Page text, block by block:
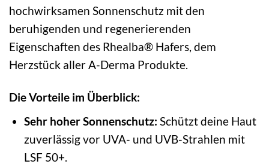
hochwirksamen Sonnenschutz mit den
beruhigenden und regenerierenden
Eigenschaften des Rhealba® Hafers, dem
Herzstück aller A-Derma Produkte.
Die Vorteile im Überblick:
Sehr hoher Sonnenschutz: Schützt deine Haut
zuverlässig vor UVA- und UVB-Strahlen mit
LSF 50+.